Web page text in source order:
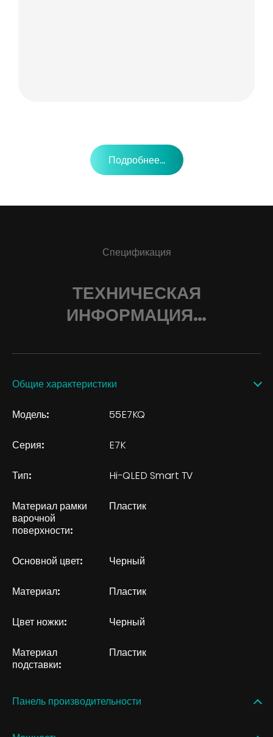
Подробнее...
Спецификация
ТЕХНИЧЕСКАЯ
ИНФОРМАЦИЯ…
Общие характеристики
Модель: 55E7KQ
Серия: E7K
Тип: Hi-QLED Smart TV
Материал рамки
варочной
поверхности:
Пластик
Основной цвет: Черный
Материал: Пластик
Цвет ножки: Черный
Материал
подставки:
Пластик
Панель производительности